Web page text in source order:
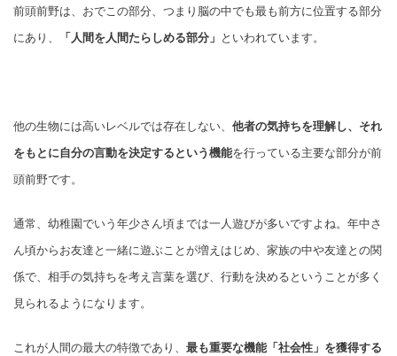
前頭前野は、おでこの部分、つまり脳の中でも最も前方に位置する部分
にあり、
「人間を人間たらしめる部分」 といわれています。
他の生物には高いレベルでは存在しない、 他者の気持ちを理解し、それ
をもとに自分の言動を決定するという機能を行っている主要な部分が前
頭前野です。
通常、幼稚園でいう年少さん頃までは一人遊びが多いですよね。年中さ
ん頃からお友達と一緒に遊ぶことが増えはじめ、家族の中や友達との関
係で、相手の気持ちを考え言葉を選び、行動を決めるということが多く
見られるようになります。
これが人間の最大の特徴であり、 最も重要な機能「社会性」を獲得する